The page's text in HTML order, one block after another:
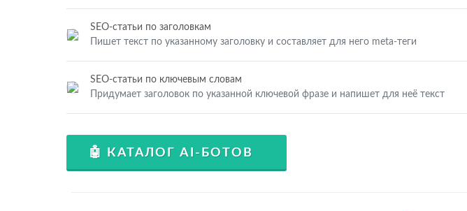
SEO-статьи по заголовкам
Пишет текст по указанному заголовку и составляет для него meta-теги
SEO-статьи по ключевым словам
Придумает заголовок по указанной ключевой фразе и напишет для неё текст
🤖 КАТАЛОГ AI-БОТОВ